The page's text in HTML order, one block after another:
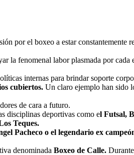
por el boxeo a estar constantemente
la fenomenal labor plasmada por
internas para brindar soporte
cubiertos. Un claro ejemplo han sido
de cara a futuro.
disciplinas deportivas como el Futsal,
Teques.
Pacheco o el legendario ex
denominada Boxeo de Calle.